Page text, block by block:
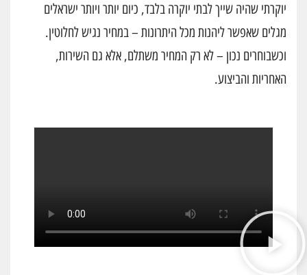
יוקרתי שהיה שייך לבתי יוקרה בלבד, כיום יותר ויותר ישראלים
מגלים שאפשר ליהנות מכל היתרונות – במחיר נגיש לחלוטין.
וכשבוחרים נכון – לא רק המחיר משתלם, אלא גם השירות,
האחריות והביצוע.